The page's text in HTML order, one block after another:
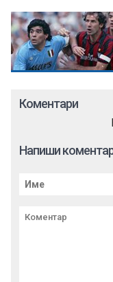
Коментари
Напиши